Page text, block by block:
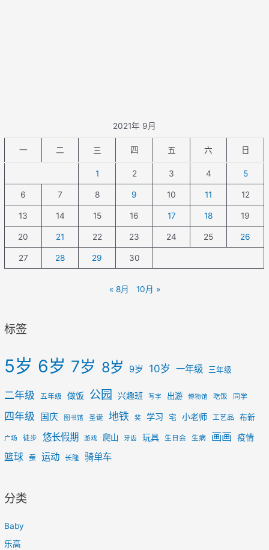
2021年 9月
一 二 三 四 五 六 日
1 2 3 4 5
6 7 8 9 10 11 12
13 14 15 16 17 18 19
20 21 22 23 24 25 26
27 28 29 30
« 8月 10月 »
标签
5岁 6岁 7岁 8岁 9岁 10岁 一年级 三年级
二年级 五年级 做饭 公园 兴趣班 写字 出游 博物馆 吃饭 同学
四年级 国庆 图书馆 圣诞 地铁 奖 学习 宅 小老师 工艺品 布新
广场 徒步 悠长假期 游戏 爬山 牙齿 玩具 生日会 生病 画画 疫情
篮球 蚕 运动 长隆 骑单车
分类
Baby
乐高